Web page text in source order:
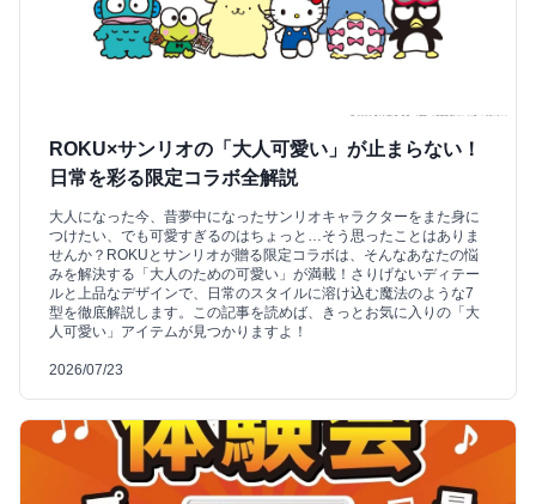
ROKU×サンリオの「大人可愛い」が止まらない！
日常を彩る限定コラボ全解説
大人になった今、昔夢中になったサンリオキャラクターをまた身に
つけたい、でも可愛すぎるのはちょっと…そう思ったことはありま
せんか？ROKUとサンリオが贈る限定コラボは、そんなあなたの悩
みを解決する「大人のための可愛い」が満載！さりげないディテー
ルと上品なデザインで、日常のスタイルに溶け込む魔法のような7
型を徹底解説します。この記事を読めば、きっとお気に入りの「大
人可愛い」アイテムが見つかりますよ！
2026/07/23